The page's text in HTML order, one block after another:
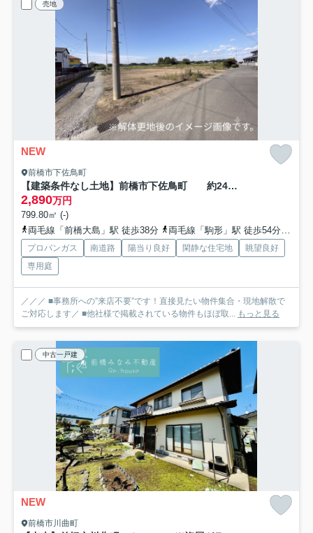
売地
NEW
前橋市下佐鳥町
【建築条件なし土地】前橋市下佐鳥町 約241坪 34条11号開発許可要 解体更地渡し 確定測量後渡し
2,890万円
799.80㎡ (-)
両毛線「前橋大島」駅 徒歩38分
両毛線「駒形」駅 徒歩54分
プロパンガス 南道路 陽当り良好 閑静な住宅地
眺望良好
専用庭
／／／ ■事務所への”来店不要”です！直接見たい物件集合・現地解散で
ご対応します／ ■他社様で掲載されている物件もほぼ取... もっと見る
中古一戸建
NEW
前橋市川曲町